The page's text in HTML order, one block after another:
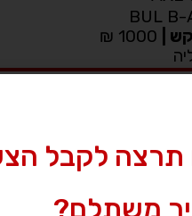
לקבל
משתלם?